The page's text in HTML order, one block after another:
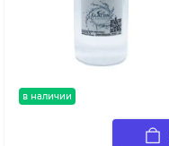
в наличии